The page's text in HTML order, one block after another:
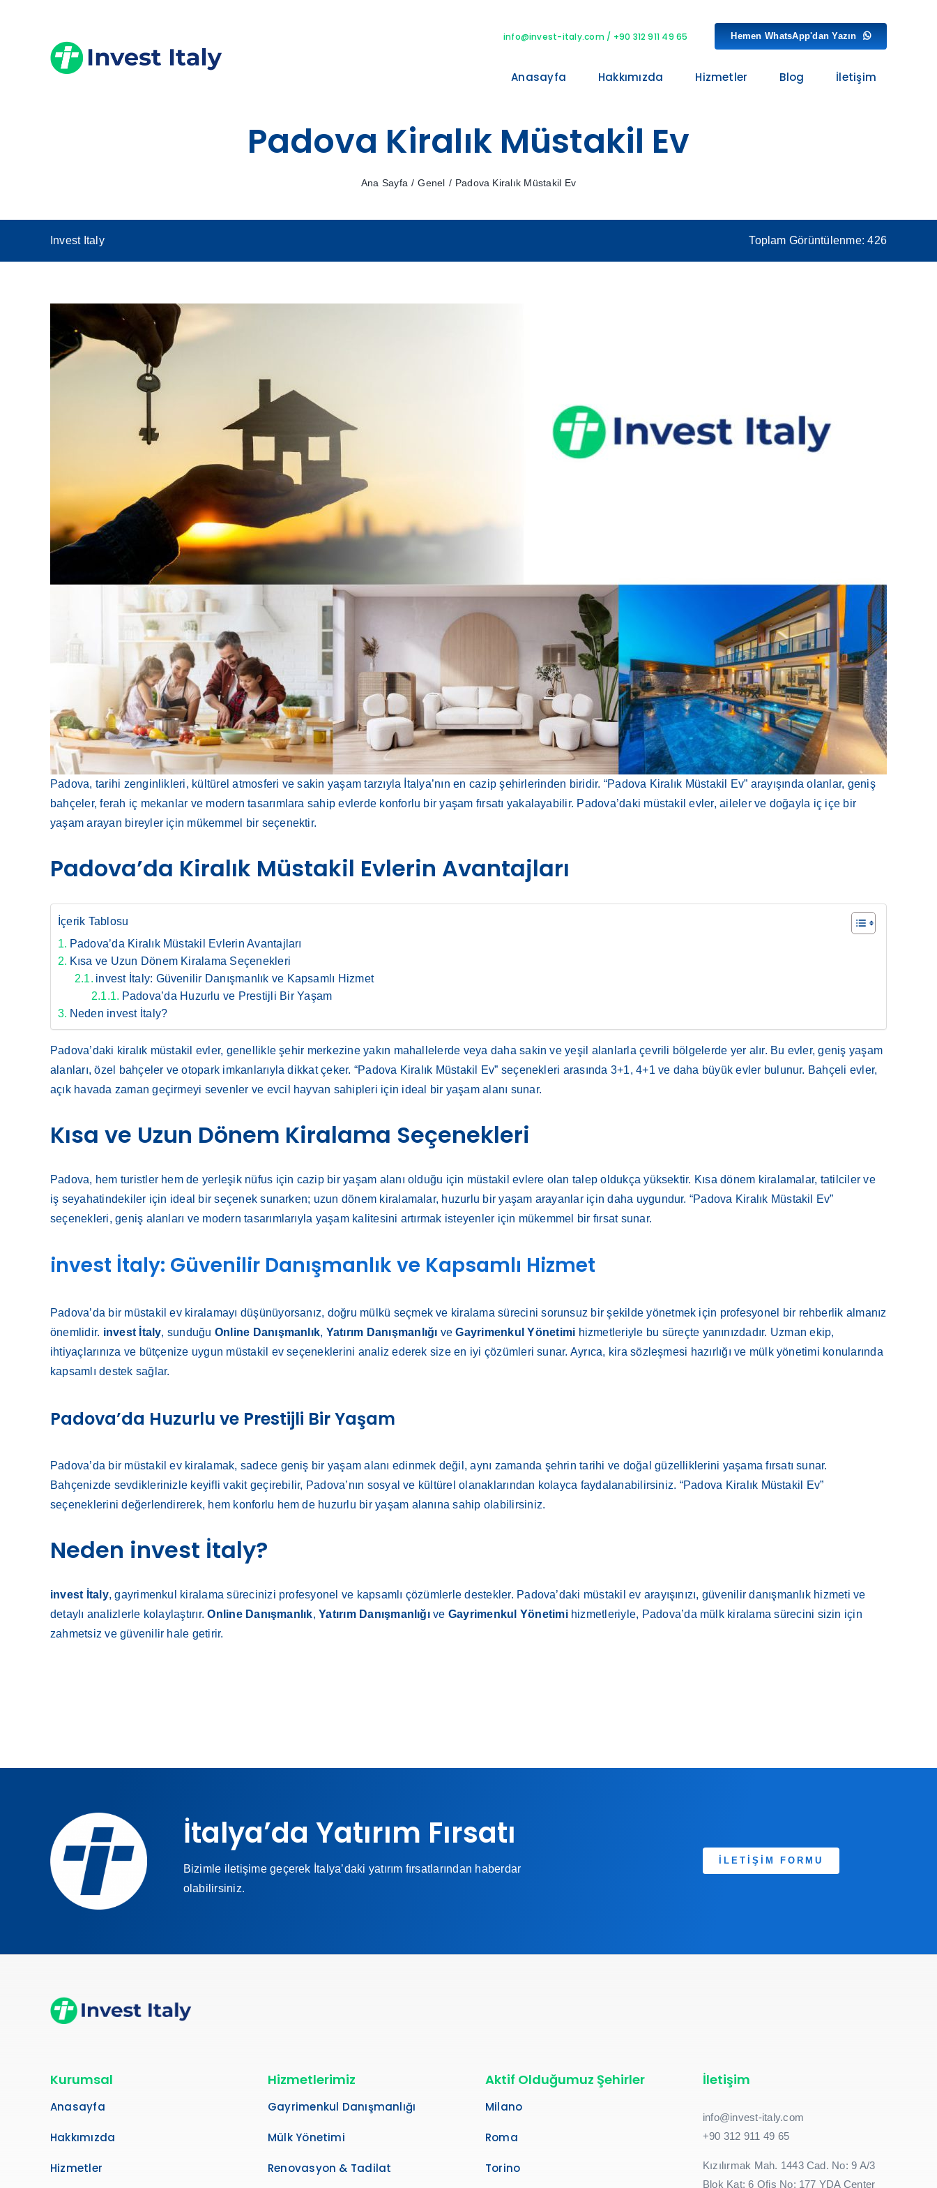
info@invest-italy.com/ +90 312 911 49 65 Hemen WhatsApp'dan Yazın
Anasayfa Hakkımızda Hizmetler Blog İletişim
Padova Kiralık Müstakil Ev
Ana Sayfa / Genel / Padova Kiralık Müstakil Ev
Invest Italy Toplam Görüntülenme: 426
Padova, tarihi zenginlikleri, kültürel atmosferi ve sakin yaşam tarzıyla İtalya’nın en cazip şehirlerinden biridir. “Padova Kiralık Müstakil Ev” arayışında olanlar, geniş
bahçeler, ferah iç mekanlar ve modern tasarımlara sahip evlerde konforlu bir yaşam fırsatı yakalayabilir. Padova’daki müstakil evler, aileler ve doğayla iç içe bir
yaşam arayan bireyler için mükemmel bir seçenektir.
Padova’da Kiralık Müstakil Evlerin Avantajları
İçerik Tablosu
Padova’da Kiralık Müstakil Evlerin Avantajları
Kısa ve Uzun Dönem Kiralama Seçenekleri
invest İtaly: Güvenilir Danışmanlık ve Kapsamlı Hizmet
Padova’da Huzurlu ve Prestijli Bir Yaşam
Neden invest İtaly?
Padova’daki kiralık müstakil evler, genellikle şehir merkezine yakın mahallelerde veya daha sakin ve yeşil alanlarla çevrili bölgelerde yer alır. Bu evler, geniş yaşam
alanları, özel bahçeler ve otopark imkanlarıyla dikkat çeker. “Padova Kiralık Müstakil Ev” seçenekleri arasında 3+1, 4+1 ve daha büyük evler bulunur. Bahçeli evler,
açık havada zaman geçirmeyi sevenler ve evcil hayvan sahipleri için ideal bir yaşam alanı sunar.
Kısa ve Uzun Dönem Kiralama Seçenekleri
Padova, hem turistler hem de yerleşik nüfus için cazip bir yaşam alanı olduğu için müstakil evlere olan talep oldukça yüksektir. Kısa dönem kiralamalar, tatilciler ve
iş seyahatindekiler için ideal bir seçenek sunarken; uzun dönem kiralamalar, huzurlu bir yaşam arayanlar için daha uygundur. “Padova Kiralık Müstakil Ev”
seçenekleri, geniş alanları ve modern tasarımlarıyla yaşam kalitesini artırmak isteyenler için mükemmel bir fırsat sunar.
invest İtaly: Güvenilir Danışmanlık ve Kapsamlı Hizmet
Padova’da bir müstakil ev kiralamayı düşünüyorsanız, doğru mülkü seçmek ve kiralama sürecini sorunsuz bir şekilde yönetmek için profesyonel bir rehberlik almanız
önemlidir. invest İtaly, sunduğu Online Danışmanlık, Yatırım Danışmanlığı veGayrimenkul Yönetimi hizmetleriyle bu süreçte yanınızdadır. Uzman ekip,
ihtiyaçlarınıza ve bütçenize uygun müstakil ev seçeneklerini analiz ederek size en iyi çözümleri sunar. Ayrıca, kira sözleşmesi hazırlığı ve mülk yönetimi konularında
kapsamlı destek sağlar.
Padova’da Huzurlu ve Prestijli Bir Yaşam
Padova’da bir müstakil ev kiralamak, sadece geniş bir yaşam alanı edinmek değil, aynı zamanda şehrin tarihi ve doğal güzelliklerini yaşama fırsatı sunar.
Bahçenizde sevdiklerinizle keyifli vakit geçirebilir, Padova’nın sosyal ve kültürel olanaklarından kolayca faydalanabilirsiniz. “Padova Kiralık Müstakil Ev”
seçeneklerini değerlendirerek, hem konforlu hem de huzurlu bir yaşam alanına sahip olabilirsiniz.
Neden invest İtaly?
invest İtaly, gayrimenkul kiralama sürecinizi profesyonel ve kapsamlı çözümlerle destekler. Padova’daki müstakil ev arayışınızı, güvenilir danışmanlık hizmeti ve
detaylı analizlerle kolaylaştırır.Online Danışmanlık,Yatırım Danışmanlığıve Gayrimenkul Yönetimihizmetleriyle, Padova’da mülk kiralama sürecini sizin için
zahmetsiz ve güvenilir hale getirir.
İtalya’da Yatırım Fırsatı
Bizimle iletişime geçerek İtalya’daki yatırım fırsatlarından haberdar
olabilirsiniz.
İLETİŞİM FORMU
Kurumsal
Anasayfa
Hakkımızda
Hizmetler
Hizmetlerimiz
Gayrimenkul Danışmanlığı
Mülk Yönetimi
Renovasyon & Tadilat
Aktif Olduğumuz Şehirler
Milano
Roma
Torino
İletişim
info@invest-italy.com
+90 312 911 49 65
Kızılırmak Mah. 1443 Cad. No: 9 A/3
Blok Kat: 6 Ofis No: 177 YDA Center